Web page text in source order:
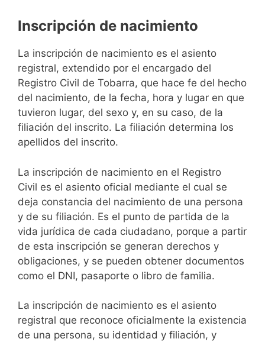
Inscripción de nacimiento
La inscripción de nacimiento es el asiento
registral, extendido por el encargado del
Registro Civil de Tobarra, que hace fe del hecho
del nacimiento, de la fecha, hora y lugar en que
tuvieron lugar, del sexo y, en su caso, de la
filiación del inscrito. La filiación determina los
apellidos del inscrito.
La inscripción de nacimiento en el Registro
Civil es el asiento oficial mediante el cual se
deja constancia del nacimiento de una persona
y de su filiación. Es el punto de partida de la
vida jurídica de cada ciudadano, porque a partir
de esta inscripción se generan derechos y
obligaciones, y se pueden obtener documentos
como el DNI, pasaporte o libro de familia.
La inscripción de nacimiento es el asiento
registral que reconoce oficialmente la existencia
de una persona, su identidad y filiación, y